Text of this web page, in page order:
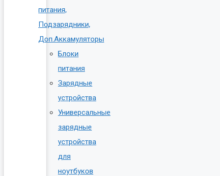
питания,
Подзарядники,
Доп.Аккамуляторы
Блоки
питания
Зарядные
устройства
Универсальные
зарядные
устройства
для
ноутбуков